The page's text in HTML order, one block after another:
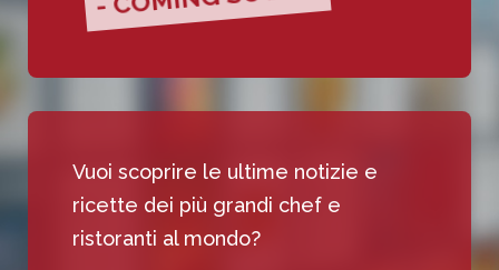
Vuoi scoprire le ultime notizie e
ricette dei più grandi chef e
ristoranti al mondo?